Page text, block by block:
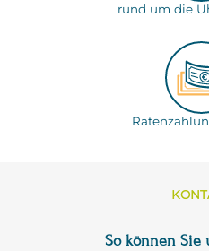
rund um die
So können Sie